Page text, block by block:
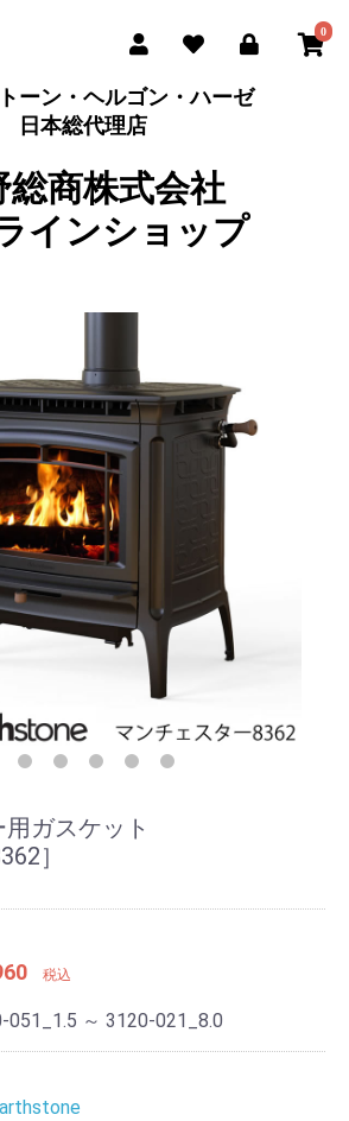
0
ーン・ヘルゴン・ハーゼ
日本総代理店
総商株式会社
インショップ
ガスケット
］
税込
051_1.5 ～ 3120-021_8.0